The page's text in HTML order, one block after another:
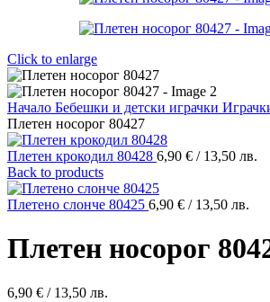
Click to enlarge
Начало Бебешки и детски играчки
Плетен носорог 80427
Плетен крокодил 80428 6,90 € / 13,50 лв.
Back to products
Плетено слонче 80425 6,90 € / 13,50 лв.
Плетен носорог
6,90 € / 13,50 лв.